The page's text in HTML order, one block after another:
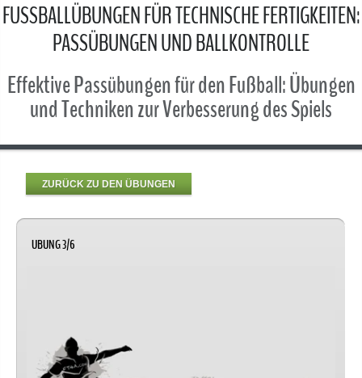
FUSSBALLÜBUNGEN FÜR TECHNISCHE FERTIGKEITEN:
PASSÜBUNGEN UND BALLKONTROLLE
Effektive Passübungen für den Fußball: Übungen
und Techniken zur Verbesserung des Spiels
ZURÜCK ZU DEN ÜBUNGEN
UBUNG 3/6